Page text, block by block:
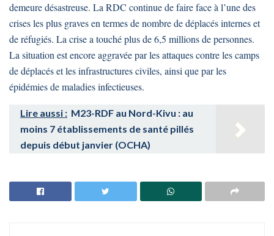
demeure désastreuse. La RDC continue de faire face à l’une des
crises les plus graves en termes de nombre de déplacés internes et
de réfugiés. La crise a touché plus de 6,5 millions de personnes.
La situation est encore aggravée par les attaques contre les camps
de déplacés et les infrastructures civiles, ainsi que par les
épidémies de maladies infectieuses.
Lire aussi : M23-RDF au Nord-Kivu : au
moins 7 établissements de santé pillés
depuis début janvier (OCHA)